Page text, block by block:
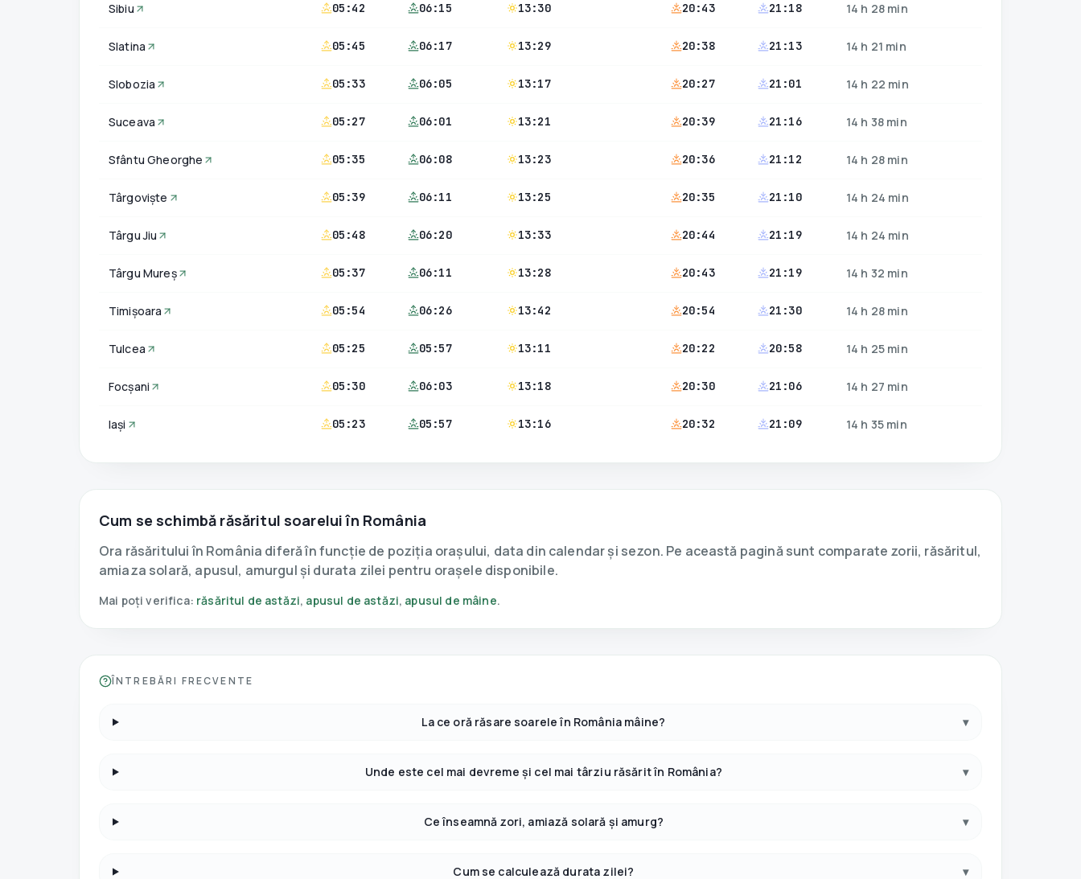
Sibiu 05:42 06:15 13:30 20:43 21:18 14 h 28 min
Slatina 05:45 06:17 13:29 20:38 21:13 14 h 21 min
Slobozia 05:33 06:05 13:17 20:27 21:01 14 h 22 min
Suceava 05:27 06:01 13:21 20:39 21:16 14 h 38 min
Sfântu Gheorghe 05:35 06:08 13:23 20:36 21:12 14 h 28 min
Târgoviște 05:39 06:11 13:25 20:35 21:10 14 h 24 min
Târgu Jiu 05:48 06:20 13:33 20:44 21:19 14 h 24 min
Târgu Mureș 05:37 06:11 13:28 20:43 21:19 14 h 32 min
Timișoara 05:54 06:26 13:42 20:54 21:30 14 h 28 min
Tulcea 05:25 05:57 13:11 20:22 20:58 14 h 25 min
Focșani 05:30 06:03 13:18 20:30 21:06 14 h 27 min
Iași 05:23 05:57 13:16 20:32 21:09 14 h 35 min
Cum se schimbă răsăritul soarelui în România
Ora răsăritului în România diferă în funcție de poziția orașului, data din calendar și sezon. Pe această pagină sunt comparate zorii, răsăritul,
amiaza solară, apusul, amurgul și durata zilei pentru orașele disponibile.
Mai poți verifica: răsăritul de astăzi, apusul de astăzi, apusul de mâine.
ÎNTREBĂRI FRECVENTE
La ce oră răsare soarele în România mâine? ▾
Unde este cel mai devreme și cel mai târziu răsărit în România? ▾
Ce înseamnă zori, amiază solară și amurg? ▾
Cum se calculează durata zilei? ▾